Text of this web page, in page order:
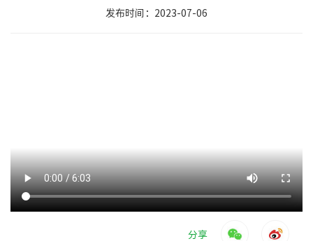
发布时间：2023-07-06
分享